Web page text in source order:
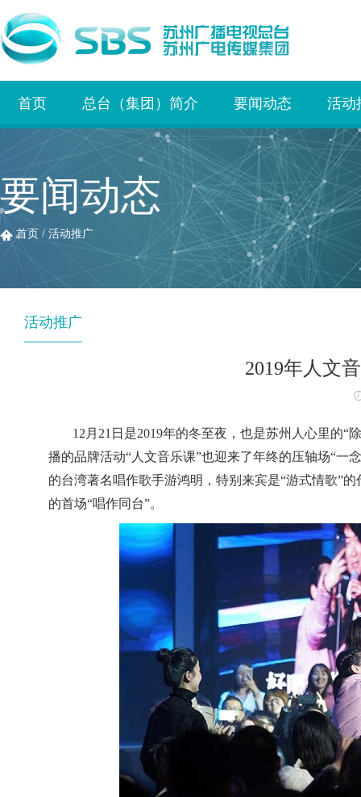
首页 总台（集团）简介 要闻动态 活动
要闻动态
首页 / 活动推广
活动推广
2019年人文
12 月21日是2019年的冬至夜，也是苏州人心里的
播的品牌活动“人文音乐课”也迎来了年终的压轴场“一
的台湾著名唱作歌手游鸿明，特别来宾是“游式情歌”
的首场“唱作同台”。